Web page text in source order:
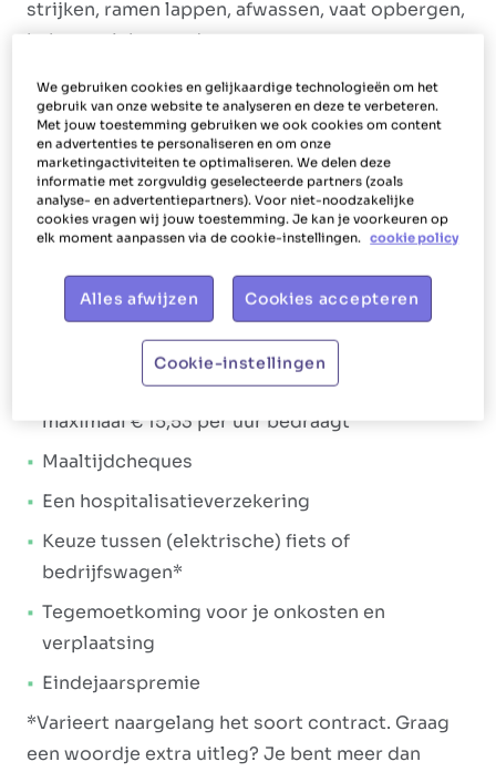
strijken, ramen lappen, afwassen, vaat opbergen,
koken en inkopen doen.
Ons aanbod
Shiny, happy werknemers, daar gaan we voor bij
Het Poetsbureau. Dit vertaalt zich in de manier
waarop we jou als huishoudhulp belonen en
bijstaan. Ons doel is dan ook om jou te laten
Diksmuide niet alleen eenaantrekkelijk
verloningspakket, maar ook tal vanextralegale
. Loonpakket:
Een brutoloon dat minimaal € 14,67 en
maximaal € 15,53 per uur bedraagt
Maaltijdcheques
Een hospitalisatieverzekering
Keuze tussen (elektrische) fiets of
bedrijfswagen*
Tegemoetkoming voor je onkosten en
verplaatsing
Eindejaarspremie
*Varieert naargelang het soort contract. Graag
een woordje extra uitleg? Je bent meer dan
We gebruiken cookies en gelijkaardige technologieën om het
gebruik van onze website te analyseren en deze te verbeteren.
Met jouw toestemming gebruiken we ook cookies om content
en advertenties te personaliseren en om onze
marketingactiviteiten te optimaliseren. We delen deze
informatie met zorgvuldig geselecteerde partners (zoals
analyse- en advertentiepartners). Voor niet-noodzakelijke
cookies vragen wij jouw toestemming. Je kan je voorkeuren op
elk moment aanpassen via de cookie-instellingen. cookie policy
Alles afwijzen Cookies accepteren
Cookie-instellingen